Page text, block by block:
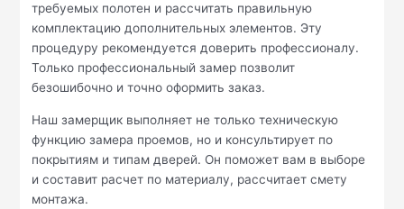
требуемых полотен и рассчитать правильную
комплектацию дополнительных элементов. Эту
процедуру рекомендуется доверить профессионалу.
Только профессиональный замер позволит
безошибочно и точно оформить заказ.
Наш замерщик выполняет не только техническую
функцию замера проемов, но и консультирует по
покрытиям и типам дверей. Он поможет вам в выборе
и составит расчет по материалу, рассчитает смету
монтажа.